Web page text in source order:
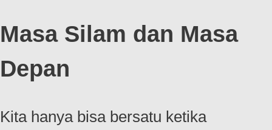
Masa Silam dan Masa
Depan
Kita hanya bisa bersatu ketika